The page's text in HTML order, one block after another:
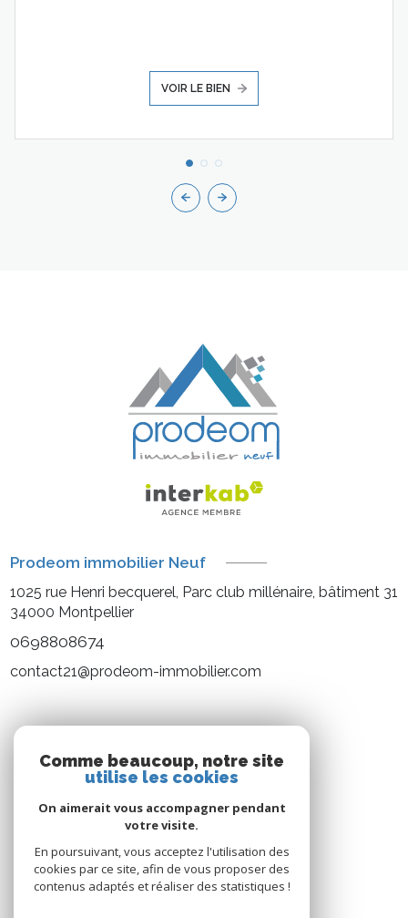
VOIR LE BIEN
Prodeom immobilier Neuf
1025 rue Henri becquerel, Parc club millénaire, bâtiment 31
34000 Montpellier
0698808674
contact21@prodeom-immobilier.com
Nous suivre
Comme beaucoup, notre site
utilise les cookies
On aimerait vous accompagner pendant
votre visite.
En poursuivant, vous acceptez l'utilisation des
cookies par ce site, afin de vous proposer des
contenus adaptés et réaliser des statistiques !